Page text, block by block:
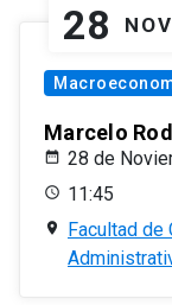
28 NOV
Marcelo
28 de
11:45
Facultad de